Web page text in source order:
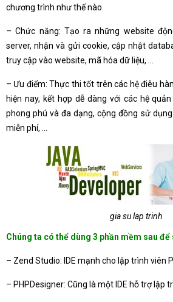
chương trình như thế nào.
– Chức năng: Tạo ra những website
server, nhận và gửi cookie, cập nhật
truy cập vào website, mã hóa dữ liệu, …
– Ưu điểm: Thực thi tốt trên các hệ điêu
hiện nay, kết hợp dễ dàng với các hệ
phong phú và đa dạng, cộng đồng sử
miễn phí, …
gia su lap trinh
Chúng ta có thể dùng 3 phần mềm sau để
– Zend Studio: IDE mạnh cho lập trình viên
– PHPDesigner: Cũng là một IDE hỗ trợ lập